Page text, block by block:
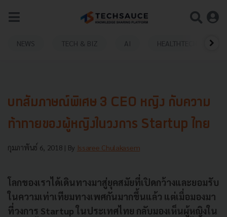
NEWS TECH & BIZ AI HEALTHTECH
บทสัมภาษณ์พิเศษ 3 CEO หญิง กับความ
ท้าทายของผู้หญิงในวงการ Startup ไทย
กุมภาพันธ์ 6, 2018 | By Issaree Chulakasem
โลกของเราได้เดินทางมาสู่ยุคสมัยที่เปิดกว้างและยอมรับ
ในความเท่าเทียมทางเพศกันมากขึ้นแล้ว แต่เมื่อมองมา
ที่วงการ Startup ในประเทศไทย กลับมองเห็นผู้หญิงใน